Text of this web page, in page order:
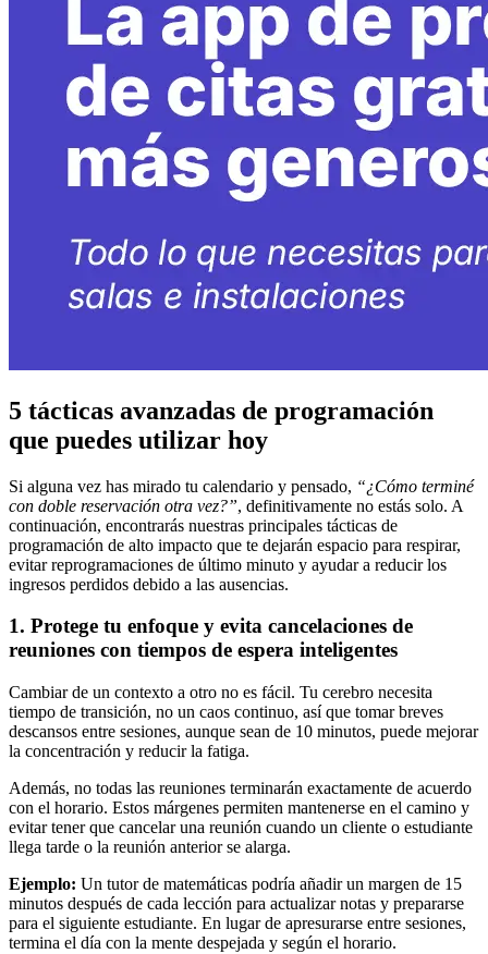
5 tácticas avanzadas de programación
que puedes utilizar hoy
Si alguna vez has mirado tu calendario y pensado, “¿Cómo terminé
con doble reservación otra vez?”, definitivamente no estás solo. A
continuación, encontrarás nuestras principales tácticas de
programación de alto impacto que te dejarán espacio para respirar,
evitar reprogramaciones de último minuto y ayudar a reducir los
ingresos perdidos debido a las ausencias.
1. Protege tu enfoque y evita cancelaciones de
reuniones con tiempos de espera inteligentes
Cambiar de un contexto a otro no es fácil. Tu cerebro necesita
tiempo de transición, no un caos continuo, así que tomar breves
descansos entre sesiones, aunque sean de 10 minutos, puede mejorar
la concentración y reducir la fatiga.
Además, no todas las reuniones terminarán exactamente de acuerdo
con el horario. Estos márgenes permiten mantenerse en el camino y
evitar tener que cancelar una reunión cuando un cliente o estudiante
llega tarde o la reunión anterior se alarga.
Ejemplo: Un tutor de matemáticas podría añadir un margen de 15
minutos después de cada lección para actualizar notas y prepararse
para el siguiente estudiante. En lugar de apresurarse entre sesiones,
termina el día con la mente despejada y según el horario.